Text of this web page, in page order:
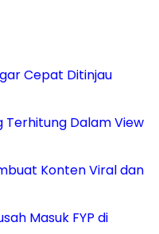
Cepat Ditinjau
Terhitung Dalam View
Konten Viral dan
Masuk FYP di